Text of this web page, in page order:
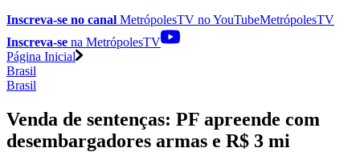
Inscreva-se no canal MetrópolesTV noYouTubeMetrópolesTV
Inscreva-se na MetrópolesTV
Página Inicial
Brasil
Brasil
Venda de sentenças: PF apreende com
desembargadores armas e R$ 3 mi